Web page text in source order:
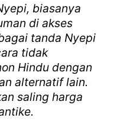
biasanya
di akses
tanda Nyepi
tidak
Hindu dengan
alternatif lain.
saling harga